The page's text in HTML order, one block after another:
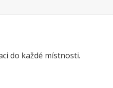
do každé místnosti.